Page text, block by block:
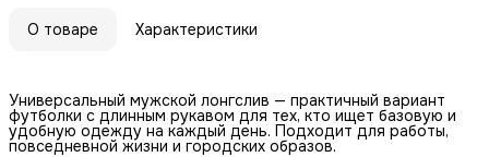
О товаре Характеристики
Универсальный мужской лонгслив — практичный вариант
футболки с длинным рукавом для тех, кто ищет базовую и
удобную одежду на каждый день. Подходит для работы,
повседневной жизни и городских образов.